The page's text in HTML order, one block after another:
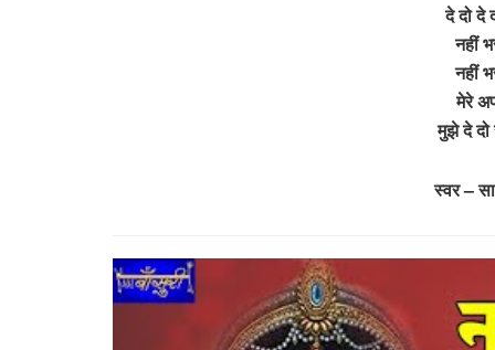
दे दो दे
नहीं
नहीं
मेरे
मुझे दे
स्वर –